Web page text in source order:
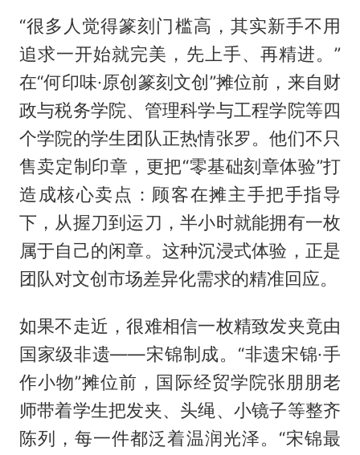
“很多人觉得篆刻门槛高，其实新手不用
追求一开始就完美，先上手、再精进。”
在“何印味·原创篆刻文创”摊位前，来自财
政与税务学院、管理科学与工程学院等四
个学院的学生团队正热情张罗。他们不只
售卖定制印章，更把“零基础刻章体验”打
造成核心卖点：顾客在摊主手把手指导
下，从握刀到运刀，半小时就能拥有一枚
属于自己的闲章。这种沉浸式体验，正是
团队对文创市场差异化需求的精准回应。
如果不走近，很难相信一枚精致发夹竟由
国家级非遗——宋锦制成。“非遗宋锦·手
作小物”摊位前，国际经贸学院张朋朋老
师带着学生把发夹、头绳、小镜子等整齐
陈列，每一件都泛着温润光泽。“宋锦最